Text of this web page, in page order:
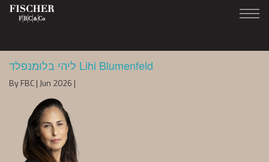
ליהי בלומנפלד Lihi Blumenfeld
By FBC | Jun 2026 |